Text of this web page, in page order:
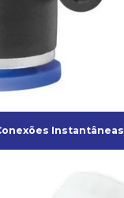
elétrica para pintura
profissional
Instantâneas